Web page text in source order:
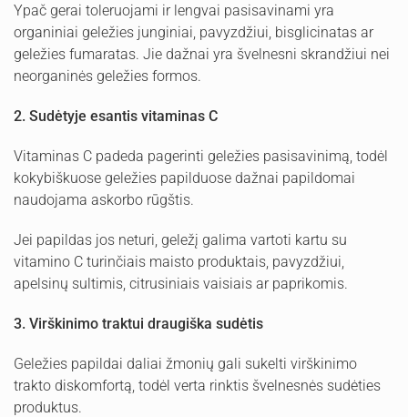
Ypač gerai toleruojami ir lengvai pasisavinami yra
organiniai geležies junginiai, pavyzdžiui, bisglicinatas ar
geležies fumaratas. Jie dažnai yra švelnesni skrandžiui nei
neorganinės geležies formos.
2. Sudėtyje esantis vitaminas C
Vitaminas C padeda pagerinti geležies pasisavinimą, todėl
kokybiškuose geležies papilduose dažnai papildomai
naudojama askorbo rūgštis.
Jei papildas jos neturi, geležį galima vartoti kartu su
vitamino C turinčiais maisto produktais, pavyzdžiui,
apelsinų sultimis, citrusiniais vaisiais ar paprikomis.
3. Virškinimo traktui draugiška sudėtis
Geležies papildai daliai žmonių gali sukelti virškinimo
trakto diskomfortą, todėl verta rinktis švelnesnės sudėties
produktus.